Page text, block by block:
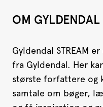
OM GYLDENDAL
Gyldendal STREAM
fra Gyldendal. Her
største forfattere og
samtale om bøger,